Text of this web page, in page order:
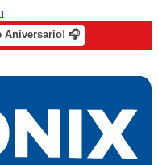
Aniversario! 🎧